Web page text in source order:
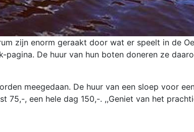
zijn enorm geraakt door wat er speelt in de
pagina. De huur van hun boten doneren ze
meegedaan. De huur van een sloep voor
75,-, een hele dag 150,-. ,,Geniet van het